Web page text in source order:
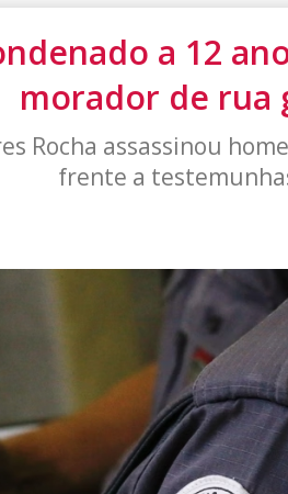
a 12
morador de rua
Rocha assassinou
frente a